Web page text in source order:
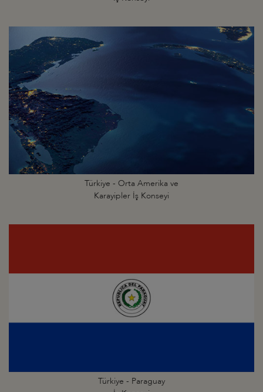
Türkiye - Orta Amerika ve
Karayipler İş Konseyi
Türkiye - Paraguay